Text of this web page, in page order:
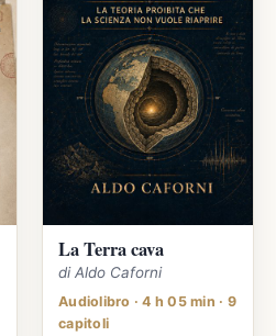
La Terra cava
di Aldo Caforni
Audiolibro · 4 h 05 min · 9
capitoli